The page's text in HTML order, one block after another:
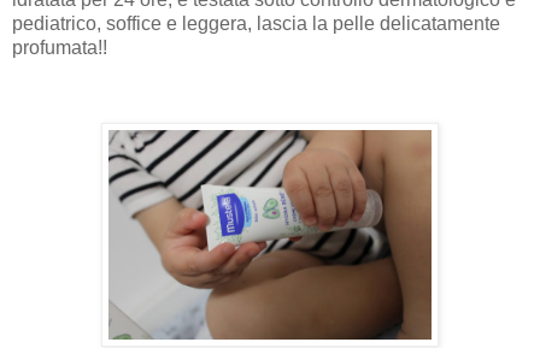
pediatrico, soffice e leggera, lascia la pelle delicatamente
profumata!!